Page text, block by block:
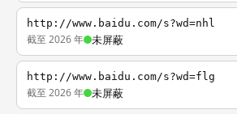
http://www.baidu.com/s?wd=nhl
截至 2026 年 未屏蔽
http://www.baidu.com/s?wd=flg
截至 2026 年 未屏蔽